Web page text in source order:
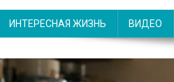
ИНТЕРЕСНАЯ ЖИЗНЬ ВИДЕО